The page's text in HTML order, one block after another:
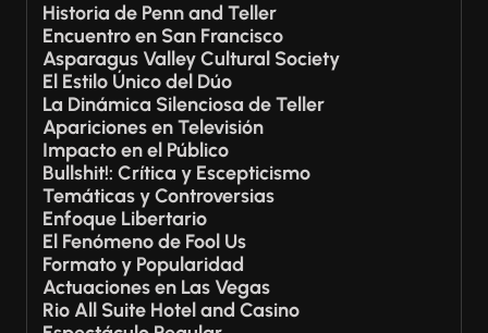
Historia de Penn and Teller
Encuentro en San Francisco
Asparagus Valley Cultural Society
El Estilo Único del Dúo
La Dinámica Silenciosa de Teller
Apariciones en Televisión
Impacto en el Público
Bullshit!: Crítica y Escepticismo
Temáticas y Controversias
Enfoque Libertario
El Fenómeno de Fool Us
Formato y Popularidad
Actuaciones en Las Vegas
Rio All Suite Hotel and Casino